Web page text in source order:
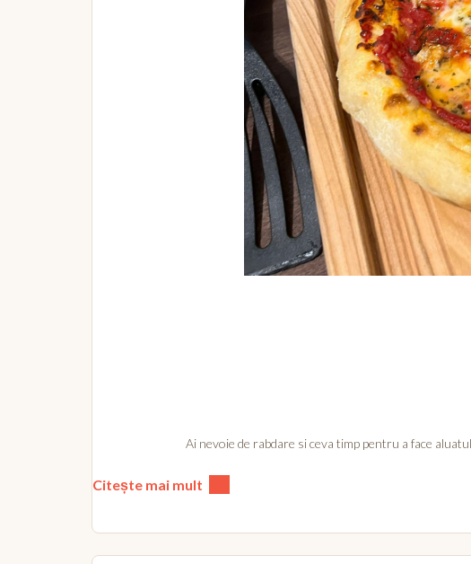
Ai nevoie de rabdare si ceva timp pentru a face
Citește mai mult